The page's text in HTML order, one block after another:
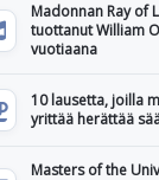
Madonnan Ray of
tuottanut William
vuotiaana
10 lausetta, joilla
yrittää herättää
Masters of the